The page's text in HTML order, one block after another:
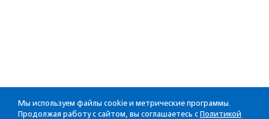
Мы используем файлы cookie и метрические программы.
Продолжая работу с сайтом, вы соглашаетесь с Политикой